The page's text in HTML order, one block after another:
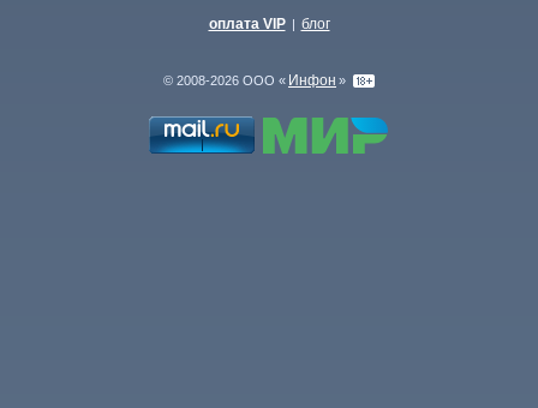
оплата VIP | блог
© 2008-2026 ООО « Инфон »